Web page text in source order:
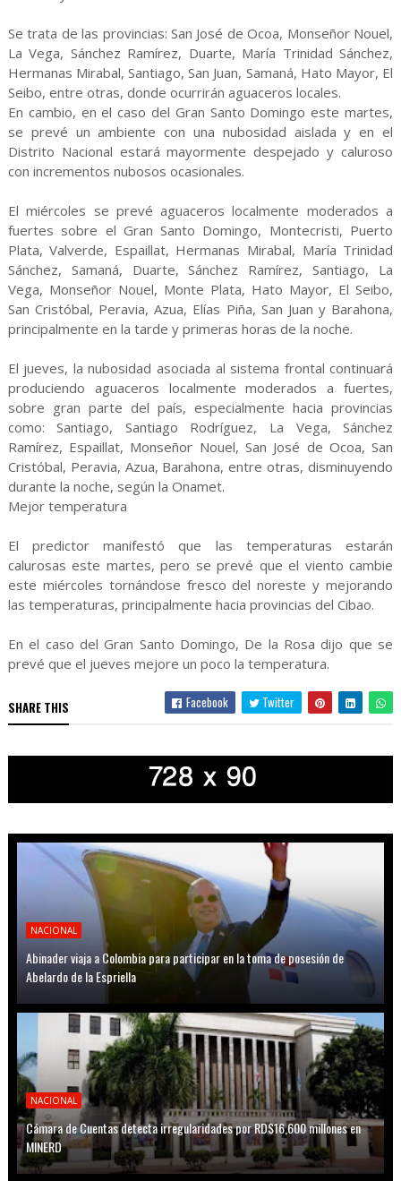
Se trata de las provincias: San José de Ocoa, Monseñor Nouel,
La Vega, Sánchez Ramírez, Duarte, María Trinidad Sánchez,
Hermanas Mirabal, Santiago, San Juan, Samaná, Hato Mayor, El
Seibo, entre otras, donde ocurrirán aguaceros locales.
En cambio, en el caso del Gran Santo Domingo este martes,
se prevé un ambiente con una nubosidad aislada y en el
Distrito Nacional estará mayormente despejado y caluroso
con incrementos nubosos ocasionales.
El miércoles se prevé aguaceros localmente moderados a
fuertes sobre el Gran Santo Domingo, Montecristi, Puerto
Plata, Valverde, Espaillat, Hermanas Mirabal, María Trinidad
Sánchez, Samaná, Duarte, Sánchez Ramírez, Santiago, La
Vega, Monseñor Nouel, Monte Plata, Hato Mayor, El Seibo,
San Cristóbal, Peravia, Azua, Elías Piña, San Juan y Barahona,
principalmente en la tarde y primeras horas de la noche.
El jueves, la nubosidad asociada al sistema frontal continuará
produciendo aguaceros localmente moderados a fuertes,
sobre gran parte del país, especialmente hacia provincias
como: Santiago, Santiago Rodríguez, La Vega, Sánchez
Ramírez, Espaillat, Monseñor Nouel, San José de Ocoa, San
Cristóbal, Peravia, Azua, Barahona, entre otras, disminuyendo
durante la noche, según la Onamet.
Mejor temperatura
El predictor manifestó que las temperaturas estarán
calurosas este martes, pero se prevé que el viento cambie
este miércoles tornándose fresco del noreste y mejorando
las temperaturas, principalmente hacia provincias del Cibao.
En el caso del Gran Santo Domingo, De la Rosa dijo que se
prevé que el jueves mejore un poco la temperatura.
SHARE THIS Facebook Twitter
NACIONAL
Abinader viaja a Colombia para participar en la toma de posesión de
Abelardo de la Espriella
NACIONAL
Cámara de Cuentas detecta irregularidades por RD$16,600 millones en
MINERD